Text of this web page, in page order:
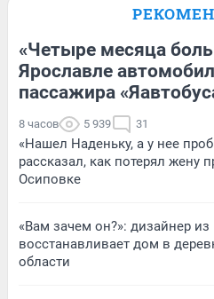
«Четыре месяца
Ярославле
пассажира
8 часов 5 939 31
«Нашел Наденьку, а у нее
рассказал, как потерял жену
Осиповке
«Вам зачем он?»: дизайнер
восстанавливает дом в
области